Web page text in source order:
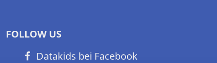
FOLLOW US
Datakids bei Facebook